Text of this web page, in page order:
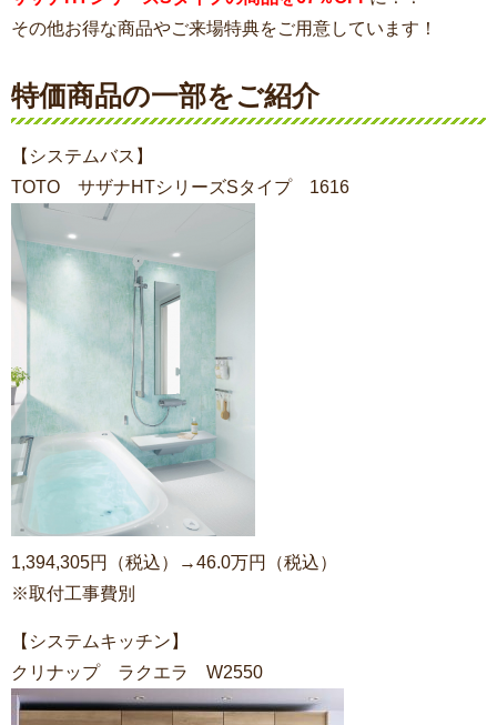
その他お得な商品やご来場特典をご用意しています！
特価商品の一部をご紹介
【システムバス】
TOTO サザナHTシリーズSタイプ 1616
1,394,305円（税込）→46.0万円（税込）
※取付工事費別
【システムキッチン】
クリナップ ラクエラ W2550